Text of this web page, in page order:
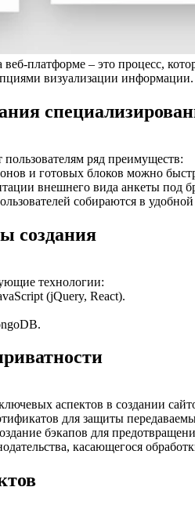
платформе – это процесс,
визуализации
ряд преимуществ:
и готовых блоков можно
внешнего вида анкеты под
собираются в
создания
технологии:
(jQuery, React).
аспектов в создании
для защиты
бэкапов для
касающегося